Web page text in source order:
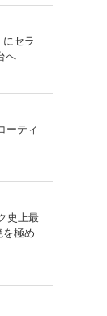
にセラ
へ
ーティ
史上最
を極め